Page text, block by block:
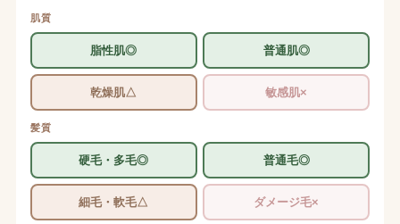
肌質
脂性肌◎ 普通肌◎
乾燥肌△ 敏感肌×
髪質
硬毛・多毛◎ 普通毛◎
細毛・軟毛△ ダメージ毛×